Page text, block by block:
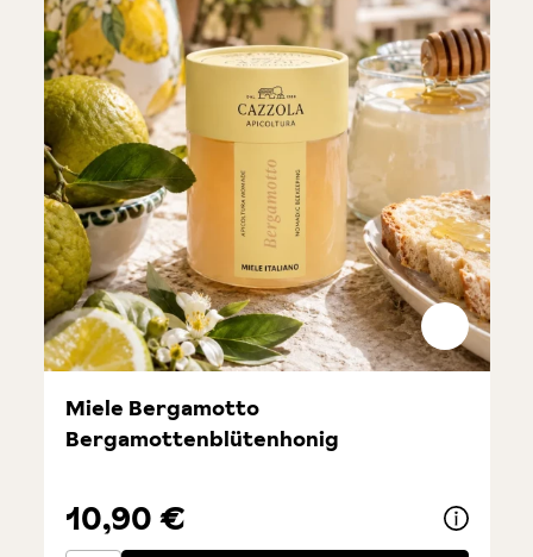
Miele Bergamotto
Bergamottenblütenhonig
10,90 €